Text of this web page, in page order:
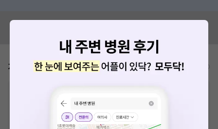
혹시 잘못된 병원정보가 있나요?
가격표 비급여/급여 진료란?
한 가격은 해당 의료기관에 직접 문의해주세요.
급여 항목의 경우, 건강보험심사평가원
에 고지되어 있는 급여 진료 기준 가
격입니다. (진료와 연관된 복합적인 비용이 추가되어, 병원마다 금액이 다르게
산정될 수 있는 점 참고 바랍니다.)